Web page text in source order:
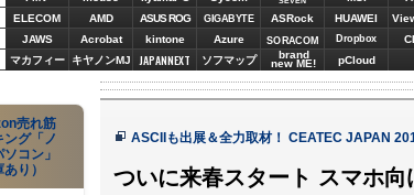
ELECOM AMD ASUS ROG GIGABYTE ASRock HUAWEI
JAWS Acrobat kintone Azure SORACOM Dropbox
マカフィー キヤノンMJ JAPANNEXT ソフマップ brand
new ME! pCloud
ASCIIも出展＆全力取材！ CEATEC JAPAN
ついに来春スタート スマホ向
売れ筋
ング「ノ
コン」
あり）